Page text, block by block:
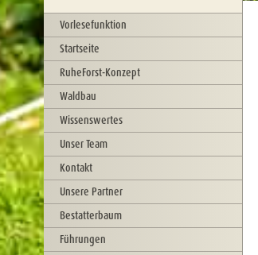
Vorlesefunktion
Startseite
RuheForst-Konzept
Waldbau
Wissenswertes
Unser Team
Kontakt
Unsere Partner
Bestatterbaum
Führungen